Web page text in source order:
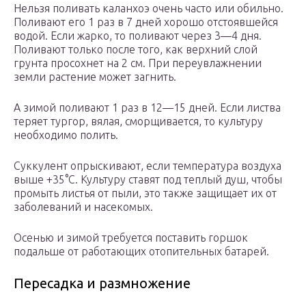
Нельзя поливать каланхоэ очень часто или обильно.
Поливают его 1 раз в 7 дней хорошо отстоявшейся
водой. Если жарко, то поливают через 3—4 дня.
Поливают только после того, как верхний слой
грунта просохнет на 2 см. При переувлажнении
земли растение может загнить.
А зимой поливают 1 раз в 12—15 дней. Если листва
теряет тургор, вялая, сморщивается, то культуру
необходимо полить.
Суккулент опрыскивают, если температура воздуха
выше +35°C. Культуру ставят под теплый душ, чтобы
промыть листья от пыли, это также защищает их от
заболеваний и насекомых.
Осенью и зимой требуется поставить горшок
подальше от работающих отопительных батарей.
Пересадка и размножение